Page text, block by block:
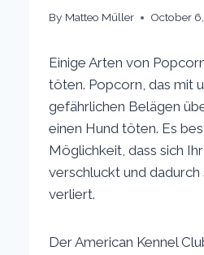
By Matteo Müller October
Einige Arten von
töten. Popcorn, das mit
gefährlichen Belägen
einen Hund töten. Es
Möglichkeit, dass sich
verschluckt und dadurch
verliert.
Der American Kennel